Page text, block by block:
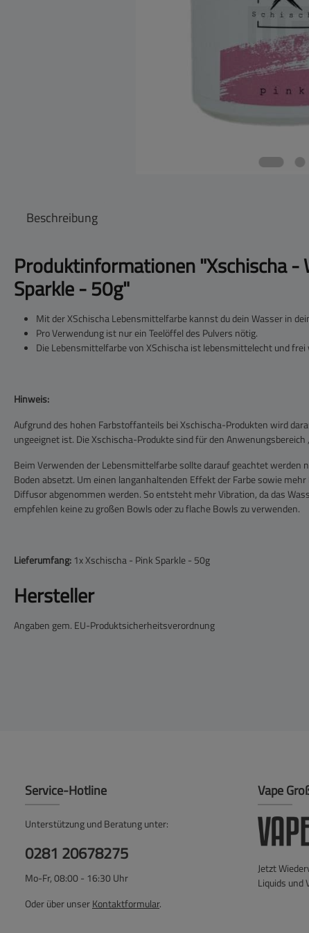
Beschreibung
Produktinformationen "Xschischa
Sparkle - 50g"
Mit der XSchischa Lebensmittelfarbe kannst du dein Wasser in
Pro Verwendung ist nur ein Teelöffel des Pulvers nötig.
Die Lebensmittelfarbe von XSchischa ist lebensmittelecht und
Hinweis:
Aufgrund des hohen Farbstoffanteils bei Xschischa-Produkten wird
ungeeignet ist. Die Xschischa-Produkte sind für den Anwenungsbereich
Beim Verwenden der Lebensmittelfarbe sollte darauf geachtet werden
Boden absetzt. Um einen langanhaltenden Effekt der Farbe sowie
Diffusor abgenommen werden. So entsteht mehr Vibration, da das
empfehlen keine zu großen Bowls oder zu flache Bowls zu verwenden.
Lieferumfang: 1x Xschischa - Pink Sparkle - 50g
Hersteller
Angaben gem. EU-Produktsicherheitsverordnung
Service-Hotline
Unterstützung und Beratung unter:
0281 20678275
Mo-Fr, 08:00 - 16:30 Uhr
Oder über unserKontaktformular.
Vape
Jetzt
Liquids und